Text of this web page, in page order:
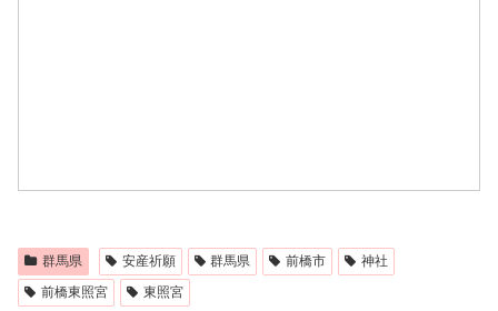
群馬県 安産祈願 群馬県 前橋市
神社
前橋東照宮
東照宮